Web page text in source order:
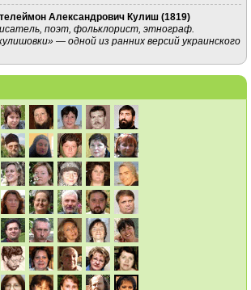
Александрович Кулиш (1819)
поэт, фольклорист, этнограф.
— одной из ранних версий украинского